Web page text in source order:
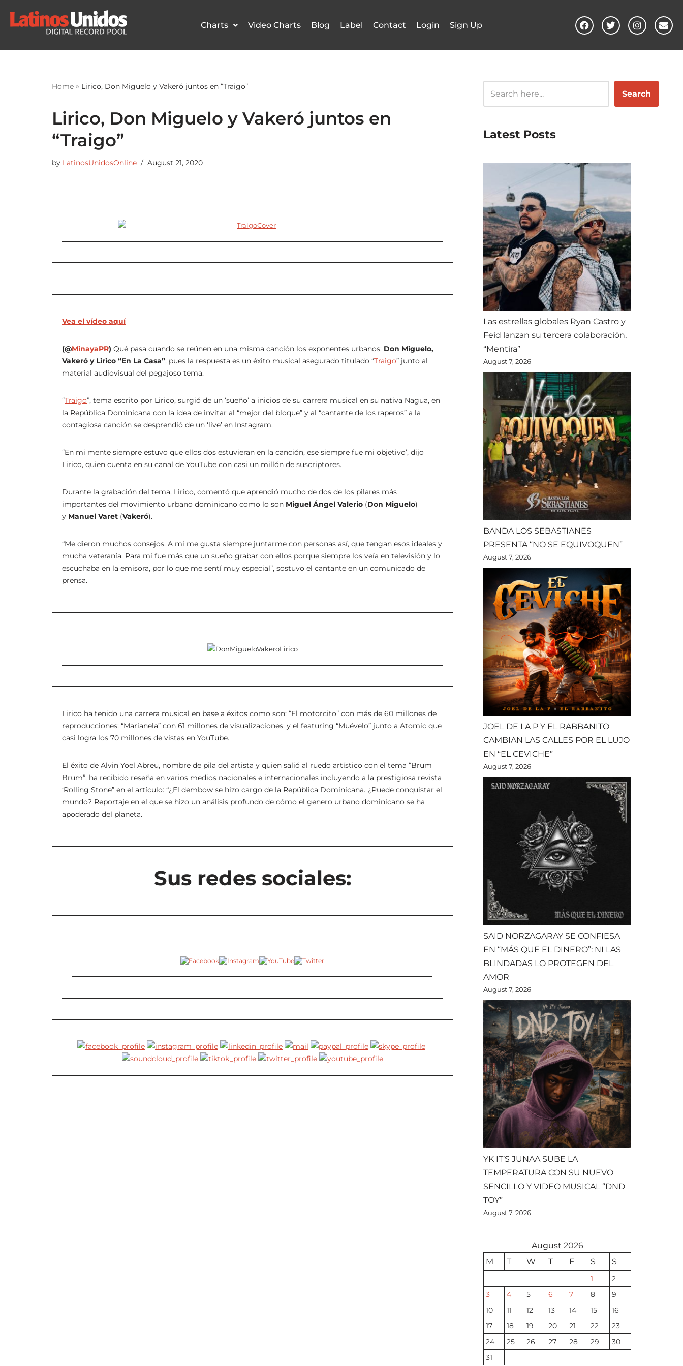
Skip
Charts Video Charts Blog Label Contact Login Sign Up
Home » Lirico, Don Miguelo y Vakeró juntos en “Traigo”
Lirico, Don Miguelo y Vakeró juntos en
“Traigo”
by LatinosUnidosOnline August 21, 2020
Vea el vídeo aquí
(@MinayaPR) Qué pasa cuando se reúnen en una misma canción los exponentes urbanos: Don Miguelo,
Vakeró y Lirico “En La Casa”; pues la respuesta es un éxito musical asegurado titulado “Traigo” junto al
material audiovisual del pegajoso tema.
“Traigo”, tema escrito por Lirico, surgió de un ‘sueño’ a inicios de su carrera musical en su nativa Nagua, en
la República Dominicana con la idea de invitar al “mejor del bloque” y al “cantante de los raperos” a la
contagiosa canción se desprendió de un ‘live’ en Instagram.
“En mi mente siempre estuvo que ellos dos estuvieran en la canción, ese siempre fue mi objetivo’, dijo
Lirico, quien cuenta en su canal de YouTube con casi un millón de suscriptores.
Durante la grabación del tema, Lirico, comentó que aprendió mucho de dos de los pilares más
importantes del movimiento urbano dominicano como lo son Miguel Ángel Valerio (Don Miguelo)
y Manuel Varet (Vakeró).
“Me dieron muchos consejos. A mi me gusta siempre juntarme con personas así, que tengan esos ideales y
mucha veteranía. Para mi fue más que un sueño grabar con ellos porque siempre los veía en televisión y lo
escuchaba en la emisora, por lo que me sentí muy especial”, sostuvo el cantante en un comunicado de
prensa.
Lirico ha tenido una carrera musical en base a éxitos como son: “El motorcito” con más de 60 millones de
reproducciones; “Marianela” con 61 millones de visualizaciones, y el featuring “Muévelo” junto a Atomic que
casi logra los 70 millones de vistas en YouTube.
El éxito de Alvin Yoel Abreu, nombre de pila del artista y quien salió al ruedo artístico con el tema “Brum
Brum”, ha recibido reseña en varios medios nacionales e internacionales incluyendo a la prestigiosa revista
‘Rolling Stone” en el artículo: “¿El dembow se hizo cargo de la República Dominicana. ¿Puede conquistar el
mundo? Reportaje en el que se hizo un análisis profundo de cómo el genero urbano dominicano se ha
apoderado del planeta.
Sus redes sociales:
Search
Latest Posts
Las estrellas globales Ryan Castro y
Feid lanzan su tercera colaboración,
“Mentira”
August 7, 2026
BANDA LOS SEBASTIANES
PRESENTA “NO SE EQUIVOQUEN”
August 7, 2026
JOEL DE LA P Y EL RABBANITO
CAMBIAN LAS CALLES POR EL LUJO
EN “EL CEVICHE”
August 7, 2026
SAID NORZAGARAY SE CONFIESA
EN “MÁS QUE EL DINERO”: NI LAS
BLINDADAS LO PROTEGEN DEL
AMOR
August 7, 2026
YK IT’S JUNAA SUBE LA
TEMPERATURA CON SU NUEVO
SENCILLO Y VIDEO MUSICAL “DND
TOY”
August 7, 2026
August 2026
M
T W T F S S
1
2
3
4 5 6 7 8
9
10
11 12 13 14 15
16
17
18 19 20 21 22
23
24
25 26 27 28 29
30
31